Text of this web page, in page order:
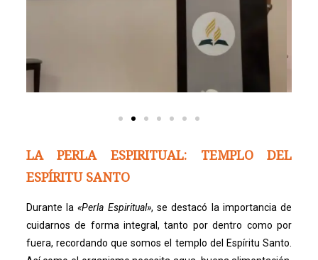
LA PERLA ESPIRITUAL: TEMPLO DEL
ESPÍRITU SANTO
Durante la«Perla Espiritual», se destacó la importancia de
cuidarnos de forma integral, tanto por dentro como por
fuera, recordando que somos el templo del Espíritu Santo.